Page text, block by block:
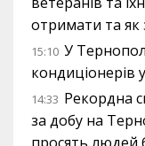
отримати та як
15:10 У
кондиціонерів
14:33 Рекордна
за добу на
просять людей